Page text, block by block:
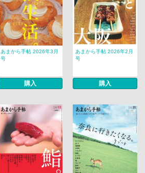
あまから手帖 2026年3月
号
購入
あまから手帖 2026年2月
号
購入